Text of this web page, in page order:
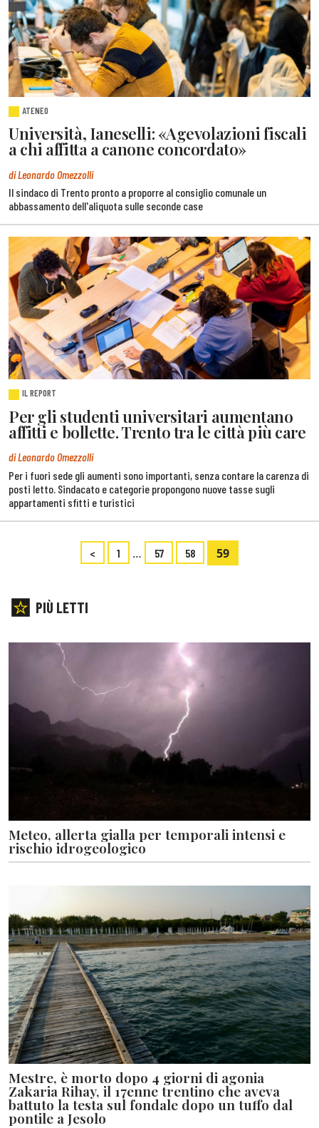
ATENEO
Università, Ianeselli: «Agevolazioni fiscali
a chi affitta a canone concordato»
di Leonardo Omezzolli
Il sindaco di Trento pronto a proporre al consiglio comunale un
abbassamento dell'aliquota sulle seconde case
IL REPORT
Per gli studenti universitari aumentano
affitti e bollette. Trento tra le città più care
di Leonardo Omezzolli
Per i fuori sede gli aumenti sono importanti, senza contare la carenza di
posti letto. Sindacato e categorie propongono nuove tasse sugli
appartamenti sfitti e turistici
< 1 … 57 58 59
PIÙ LETTI
Meteo, allerta gialla per temporali intensi e
rischio idrogeologico
Mestre, è morto dopo 4 giorni di agonia
Zakaria Rihay, il 17enne trentino che aveva
battuto la testa sul fondale dopo un tuffo dal
pontile a Jesolo